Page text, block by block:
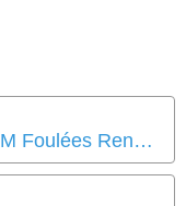
Résultats 7,5 et Bike & Run 21KM Foulées René Caillé 2019